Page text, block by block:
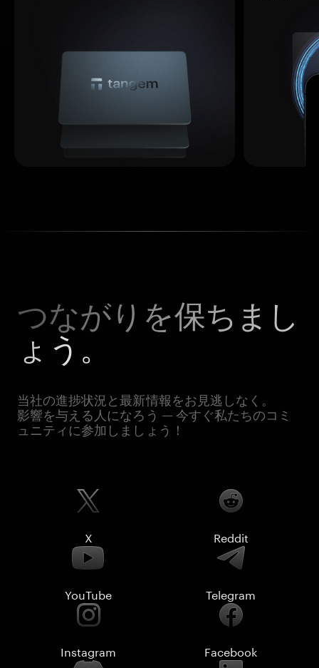
つながりを保ちまし
ょう。
当社の進捗状況と最新情報をお見逃しなく。
影響を与える人になろう — 今すぐ私たちのコミ
ュニティに参加しましょう！
X Reddit
YouTube Telegram
Instagram Facebook